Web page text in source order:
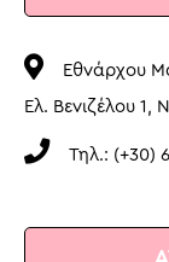
Εθνάρχου
Ελ. Βενιζέλου 1,
Τηλ.: (+30)